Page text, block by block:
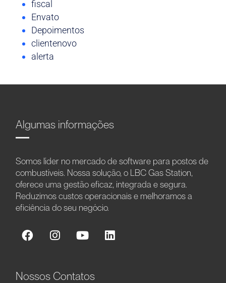
fiscal
Envato
Depoimentos
clientenovo
alerta
Algumas informações
Somos líder no mercado de software para postos de
combustíveis. Nossa solução, o LBC Gas Station,
oferece uma gestão eficaz, integrada e segura.
Reduzimos custos operacionais e melhoramos a
eficiência do seu negócio.
Nossos Contatos